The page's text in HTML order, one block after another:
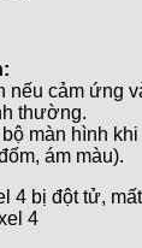
nếu cảm ứng
thường.
màn hình
ám màu).